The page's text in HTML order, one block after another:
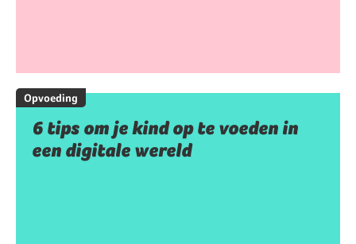
Opvoeding
6 tips om je kind op te voeden in
een digitale wereld